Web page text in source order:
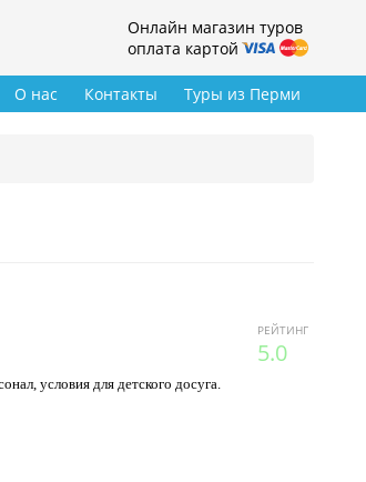
Онлайн магазин туров
оплата картой
Туры из Перми
О нас Контакты
РЕЙТИНГ
5.0
условия для детского досуга.